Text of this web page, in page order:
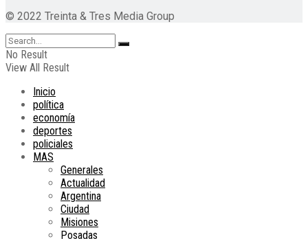
© 2022 Treinta & Tres Media Group
No Result
View All Result
Inicio
política
economía
deportes
policiales
MAS
Generales
Actualidad
Argentina
Ciudad
Misiones
Posadas